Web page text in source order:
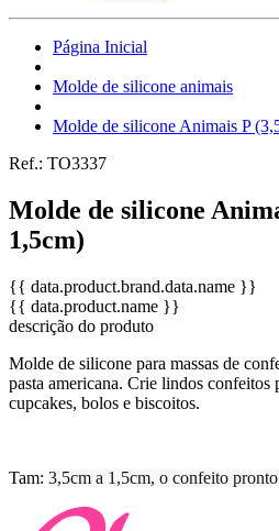
Página Inicial
Molde de silicone animais
Molde de silicone Animais P
Ref.: TO3337
Molde de silicone
1,5cm)
{{ data.product.brand.data.name }}
{{ data.product.name }}
descrição do produto
Molde de silicone para massas de
pasta americana. Crie lindos confeitos
cupcakes, bolos e biscoitos.
Tam: 3,5cm a 1,5cm, o confeito